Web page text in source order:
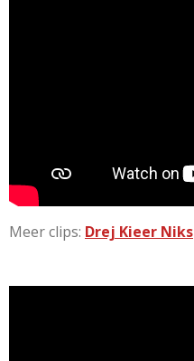
Meer clips: Drej Kieer Niks